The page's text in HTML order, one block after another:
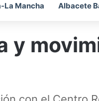
La Mancha Albacete
y